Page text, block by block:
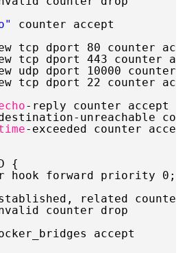
counter accept
tcp dport 80 counter
tcp dport 443 counter
udp dport 10000 counter
tcp dport 22 counter
-reply counter accept
unreachable
-exceeded counter
{
forward priority 0;
related counter
counter drop
accept